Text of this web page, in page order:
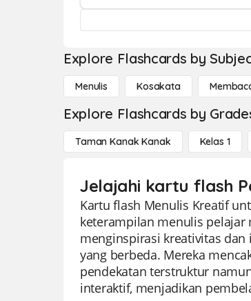
Explore Flashcards by
Menulis Kosakata
Explore Flashcards by
Taman Kanak Kanak Kelas 1
Jelajahi kartu flash
Kartu flash Menulis Kreatif
keterampilan menulis pelajar
menginspirasi kreativitas
yang berbeda. Mereka
pendekatan terstruktur
interaktif, menjadikan